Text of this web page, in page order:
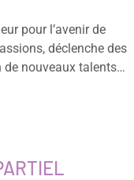
pour l’avenir de
déclenche des
de nouveaux talents…